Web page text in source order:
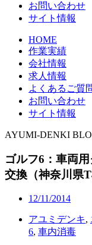
お問い合わせ
サイト情報
HOME
作業実績
会社情報
求人情報
よくあるご質
お問い合わせ
サイト情報
AYUMI-DENKI
ゴルフ6：車両
交換（神奈川県T
12/11/2014
アユミデンキ,
6, 車内消毒